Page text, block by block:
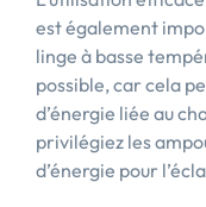
est également
linge à basse
possible, car cela
d’énergie liée au
privilégiez les
d’énergie pour